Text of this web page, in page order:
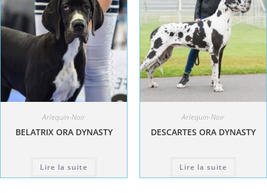
Arlequin-Noir
BELATRIX ORA DYNASTY
Lire la suite
Arlequin-Noir
DESCARTES ORA DYNASTY
Lire la suite